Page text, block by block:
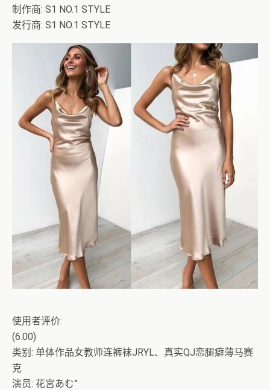
制作商: S1 NO.1 STYLE
发行商: S1 NO.1 STYLE
使用者评价:
(6.00)
类别: 单体作品女教师连裤袜JRYL、真实QJ恋腿癖薄马赛
克
演员: 花宮あむ”